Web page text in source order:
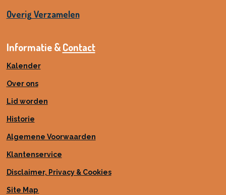
Overig Verzamelen
Informatie &Contact
Kalender
Over ons
Lid worden
Historie
Algemene Voorwaarden
Klantenservice
Disclaimer, Privacy & Cookies
Site Map